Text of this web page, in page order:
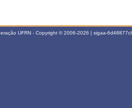
UFRN - Copyright © 2006-2026 | sigaa-